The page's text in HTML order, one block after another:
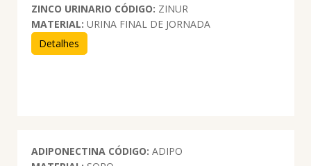
ZINCO URINARIO CÓDIGO: ZINUR
MATERIAL: URINA FINAL DE JORNADA
Detalhes
ADIPONECTINA CÓDIGO: ADIPO